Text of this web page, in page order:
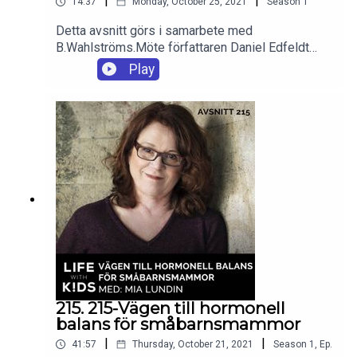
Detta avsnitt görs i samarbete med
B.Wahlströms.Möte författaren Daniel Edfeldt
som är aktuell med boken: Varning för spöken.
Daniel berättar om hur och var han får sina bästa
idéer och hur det går till när en bok blir till. Vi
pratar om också om vikten av att som förälder
hjälpa sina barn att komma över läs-tröskeln.
Play
215. 215-Vägen till hormonell
balans för småbarnsmammor
41:57 Thursday, October 21, 2021 Season 1 , Ep.